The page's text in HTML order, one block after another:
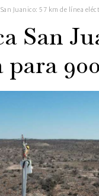
Juanico: 57 km de línea
San